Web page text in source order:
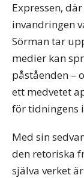
Expressen,
invandringen
Sörman tar
medier kan
påståenden –
ett medvetet
för tidningens
Med sin
den retoriska
själva verket